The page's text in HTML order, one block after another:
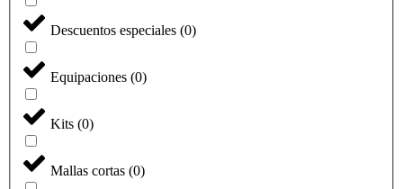
Descuentos especiales (0)
Equipaciones (0)
Kits (0)
Mallas cortas (0)